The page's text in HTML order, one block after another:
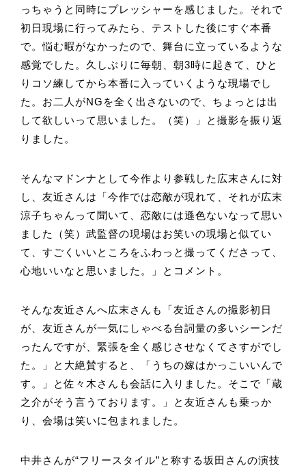
っちゃうと同時にプレッシャーを感じました。それで
初日現場に行ってみたら、テストした後にすぐ本番
で。悩む暇がなかったので、舞台に立っているような
感覚でした。久しぶりに毎朝、朝3時に起きて、ひと
りコソ練してから本番に入っていくような現場でし
た。お二人がNGを全く出さないので、ちょっとは出
して欲しいって思いました。（笑）」と撮影を振り返
りました。
そんなマドンナとして今作より参戦した広末さんに対
し、友近さんは「今作では恋敵が現れて、それが広末
涼子ちゃんって聞いて、恋敵には遜色ないなって思い
ました（笑）武監督の現場はお笑いの現場と似てい
て、すごくいいところをふわっと撮ってくださって、
心地いいなと思いました。」とコメント。
そんな友近さんへ広末さんも「友近さんの撮影初日
が、友近さんが一気にしゃべる台詞量の多いシーンだ
ったんですが、緊張を全く感じさせなくてさすがでし
た。」と大絶賛すると、「うちの嫁はかっこいいんで
す。」と佐々木さんも会話に入りました。そこで「蔵
之介がそう言うております。」と友近さんも乗っか
り、会場は笑いに包まれました。
中井さんが“フリースタイル”と称する坂田さんの演技